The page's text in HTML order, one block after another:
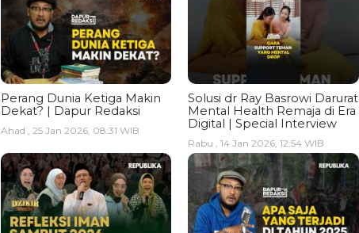
Perang Dunia Ketiga Makin
Dekat? | Dapur Redaksi
Ahad , 25 Jan 2026, 08:31 WIB
Solusi dr Ray Basrowi Darurat
Mental Health Remaja di Era
Digital | Special Interview
Rabu , 14 Jan 2026, 12:54 WIB